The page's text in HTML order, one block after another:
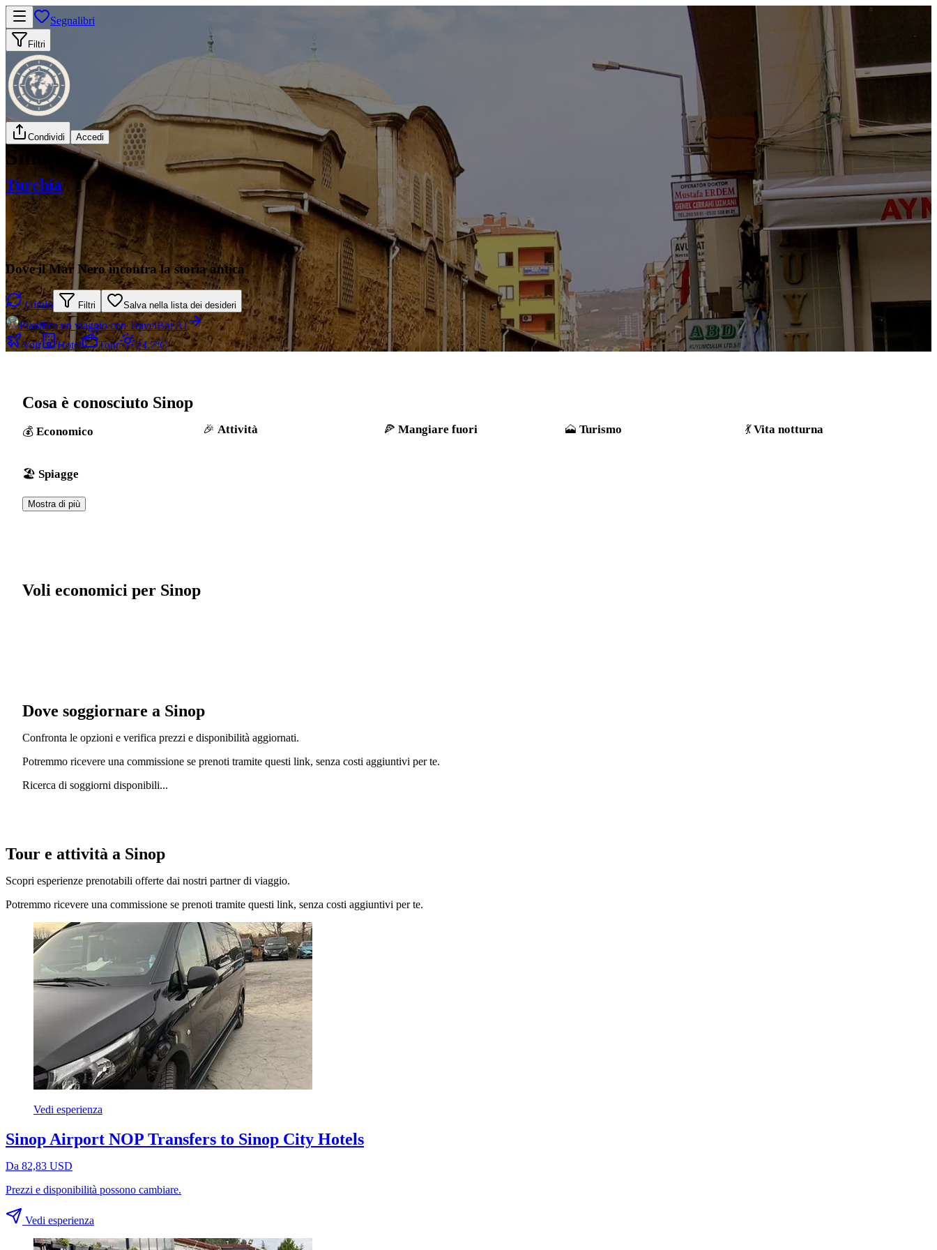
Segnalibri
Filtri
Condividi Accedi
Sinop
Turchia
Dove il Mar Nero incontra la storia antica
Giralo Filtri Salva nella lista dei desideri
Pianifica un viaggio con TravelBot AI
Voli
Hotel Tour 24.7°C
Cosa è conosciuto Sinop
Economico Attività Mangiare fuori Turismo Vita notturna
Spiagge
Mostra di più
Voli economici per Sinop
Dove soggiornare a Sinop
Confronta le opzioni e verifica prezzi e disponibilità aggiornati.
Potremmo ricevere una commissione se prenoti tramite questi link, senza costi aggiuntivi per te.
Ricerca di soggiorni disponibili...
Tour e attività a Sinop
Scopri esperienze prenotabili offerte dai nostri partner di viaggio.
Potremmo ricevere una commissione se prenoti tramite questi link, senza costi aggiuntivi per te.
Vedi esperienza
Sinop Airport NOP Transfers to Sinop City Hotels
Da 82,83 USD
Prezzi e disponibilità possono cambiare.
Vedi esperienza